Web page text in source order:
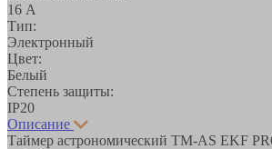
16 А
Тип:
Электронный
Цвет:
Белый
Степень защиты:
IP20
Описание
Таймер астрономический TM-AS EKF